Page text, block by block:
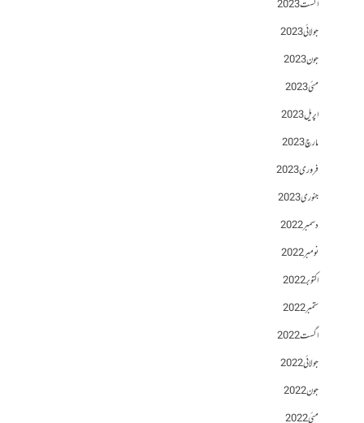
اگست 2023
جولائی 2023
جون 2023
مئی 2023
اپریل 2023
مارچ 2023
فروری 2023
جنوری 2023
دسمبر 2022
نومبر 2022
اکتوبر 2022
ستمبر 2022
اگست 2022
جولائی 2022
جون 2022